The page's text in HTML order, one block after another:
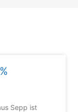
Sepp ist